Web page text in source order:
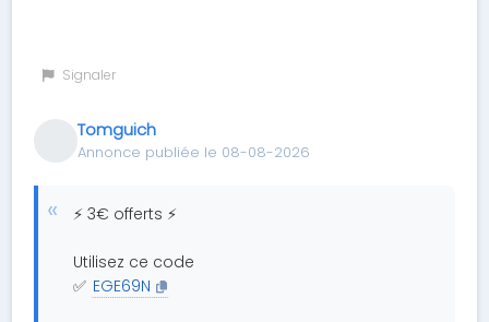
Signaler
Tomguich
Annonce publiée le 08-08-2026
⚡ 3€ offerts ⚡
Utilisez ce code
✅ EGE69N